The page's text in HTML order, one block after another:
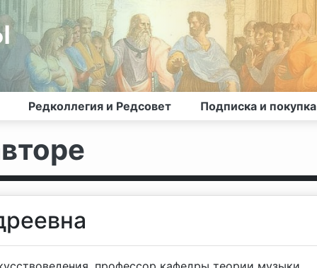
Редколлегия и Редсовет Подписка и покупка